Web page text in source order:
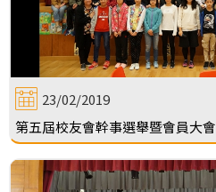
23/02/2019
第五屆校友會幹事選舉暨會員大會